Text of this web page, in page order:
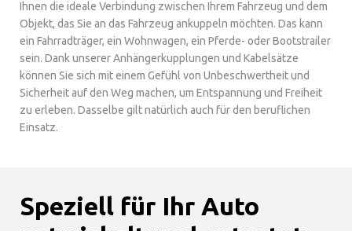
Ihnen die ideale Verbindung zwischen Ihrem Fahrzeug und dem
Objekt, das Sie an das Fahrzeug ankuppeln möchten. Das kann
ein Fahrradträger, ein Wohnwagen, ein Pferde- oder Bootstrailer
sein. Dank unserer Anhängerkupplungen und Kabelsätze
können Sie sich mit einem Gefühl von Unbeschwertheit und
Sicherheit auf den Weg machen, um Entspannung und Freiheit
zu erleben. Dasselbe gilt natürlich auch für den beruflichen
Einsatz.
Speziell für Ihr Auto